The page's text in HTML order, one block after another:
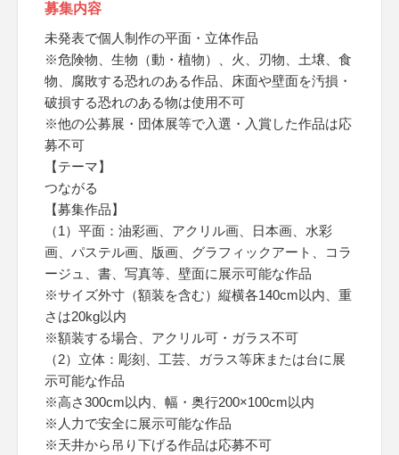
募集内容
未発表で個人制作の平面・立体作品
※危険物、生物（動・植物）、火、刃物、土壌、食
物、腐敗する恐れのある作品、床面や壁面を汚損・
破損する恐れのある物は使用不可
※他の公募展・団体展等で入選・入賞した作品は応
募不可
【テーマ】
つながる
【募集作品】
（1）平面：油彩画、アクリル画、日本画、水彩
画、パステル画、版画、グラフィックアート、コラ
ージュ、書、写真等、壁面に展示可能な作品
※サイズ外寸（額装を含む）縦横各140cm以内、重
さは20kg以内
※額装する場合、アクリル可・ガラス不可
（2）立体：彫刻、工芸、ガラス等床または台に展
示可能な作品
※高さ300cm以内、幅・奥行200×100cm以内
※人力で安全に展示可能な作品
※天井から吊り下げる作品は応募不可